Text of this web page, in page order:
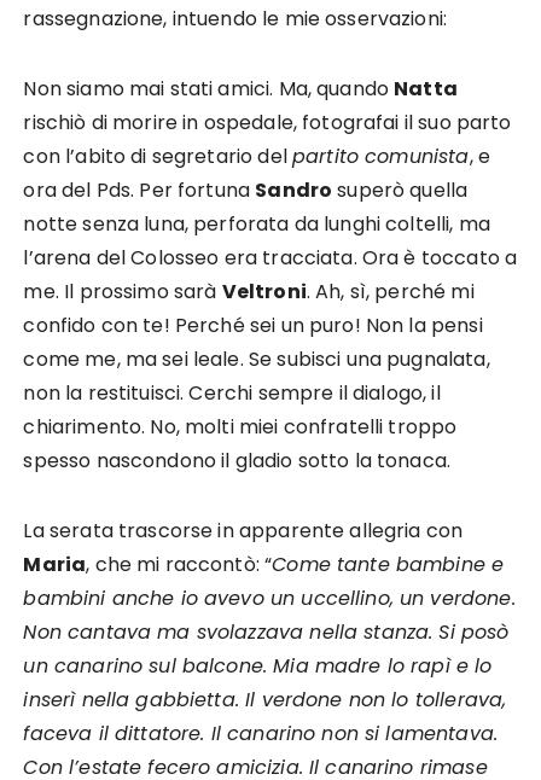
rassegnazione, intuendo le mie osservazioni:
Non siamo mai stati amici. Ma, quando Natta
rischiò di morire in ospedale, fotografai il suo parto
con l’abito di segretario delpartito comunista, e
ora del Pds. Per fortuna Sandro superò quella
notte senza luna, perforata da lunghi coltelli, ma
l’arena del Colosseo era tracciata. Ora è toccato a
me. Il prossimo sarà Veltroni. Ah, sì, perché mi
confido con te! Perché sei un puro! Non la pensi
come me, ma sei leale. Se subisci una pugnalata,
non la restituisci. Cerchi sempre il dialogo, il
chiarimento. No, molti miei confratelli troppo
spesso nascondono il gladio sotto la tonaca.
La serata trascorse in apparente allegria con
Maria, che mi raccontò: “Come tante bambine e
bambini anche io avevo un uccellino, un verdone.
Non cantava ma svolazzava nella stanza. Si posò
un canarino sul balcone. Mia madre lo rapì e lo
inserì nella gabbietta. Il verdone non lo tollerava,
faceva il dittatore. Il canarino non si lamentava.
Con l’estate fecero amicizia. Il canarino rimase